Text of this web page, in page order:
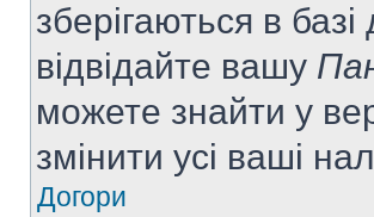
зберігаються в
відвідайте вашу
можете знайти у
змінити усі ваші
Догори